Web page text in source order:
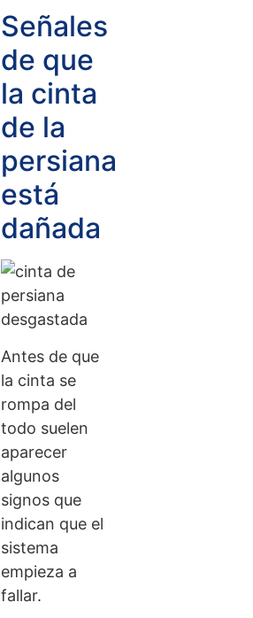
Señales
de que
la cinta
de la
persiana
está
dañada
Antes de que
la cinta se
rompa del
todo suelen
aparecer
algunos
signos que
indican que el
sistema
empieza a
fallar.